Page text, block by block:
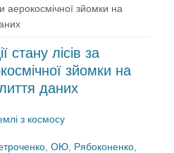
аерокосмічної зйомки на
стану лісів за
зйомки на
даних
з космосу
ОЮ Рябоконенко,